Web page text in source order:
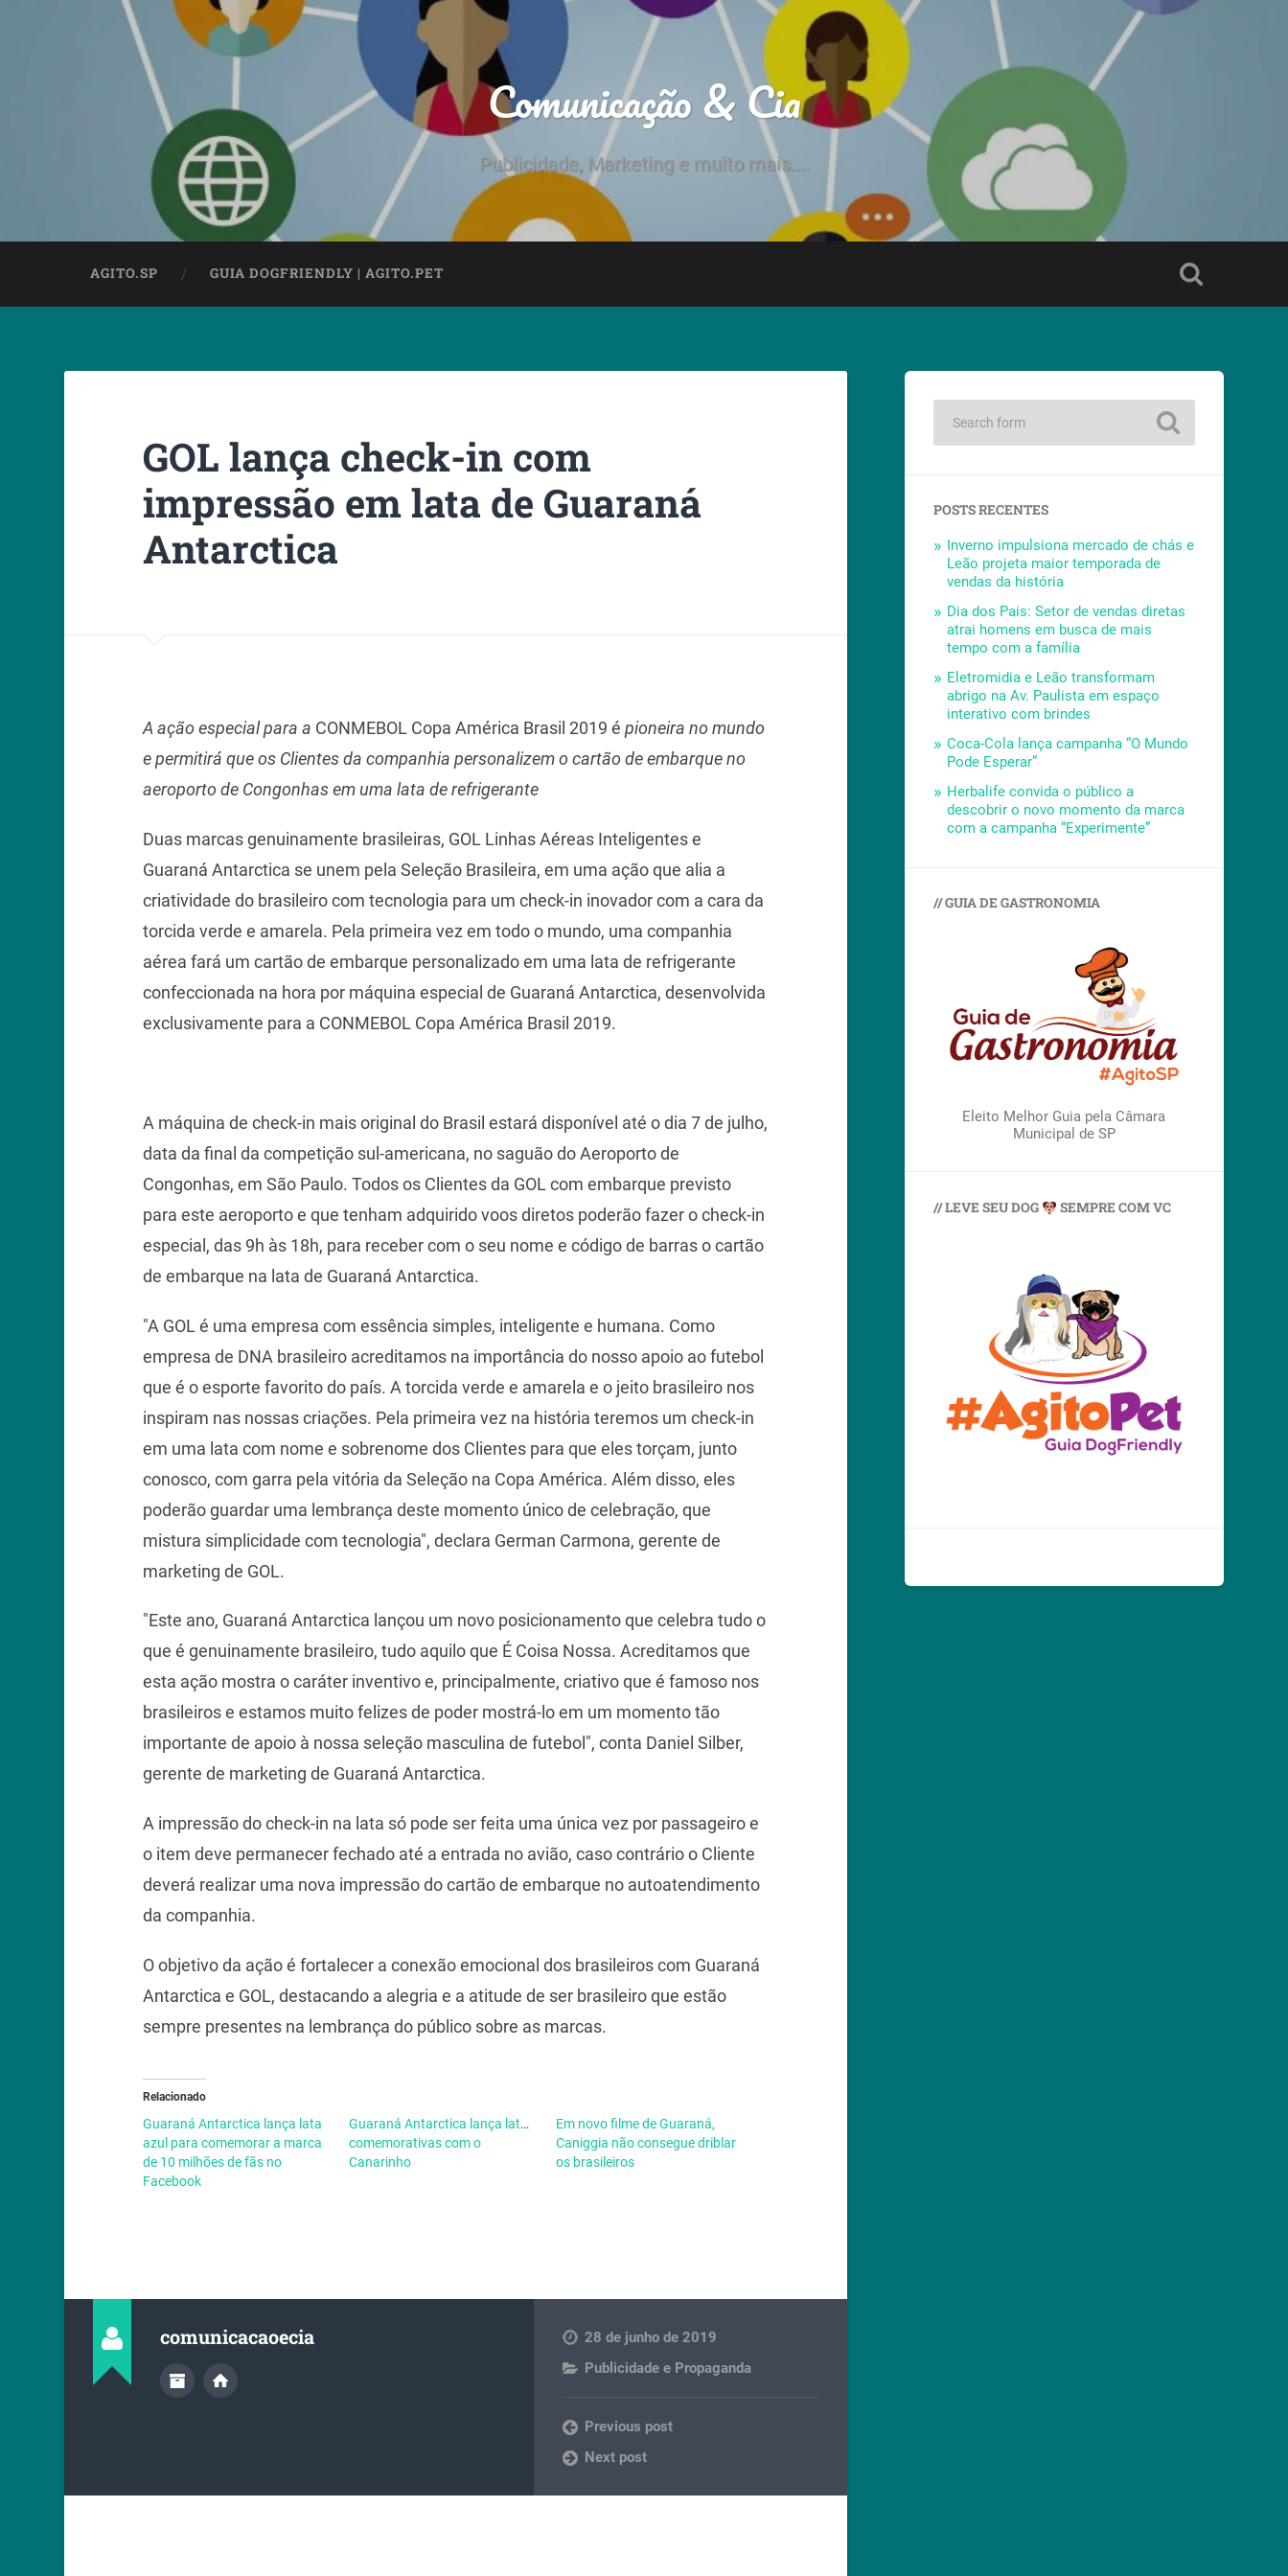
Comunicação & Cia
Publicidade, Marketing e muito mais....
AGITO.SP GUIA DOGFRIENDLY | AGITO.PET
GOL lança check-in com
impressão em lata de Guaraná
Antarctica
A ação especial para a CONMEBOL Copa América Brasil 2019 é pioneira no mundo
e permitirá que os Clientes da companhia personalizem o cartão de embarque no
aeroporto de Congonhas em uma lata de refrigerante
Duas marcas genuinamente brasileiras, GOL Linhas Aéreas Inteligentes e
Guaraná Antarctica se unem pela Seleção Brasileira, em uma ação que alia a
criatividade do brasileiro com tecnologia para um check-in inovador com a cara da
torcida verde e amarela. Pela primeira vez em todo o mundo, uma companhia
aérea fará um cartão de embarque personalizado em uma lata de refrigerante
confeccionada na hora por máquina especial de Guaraná Antarctica, desenvolvida
exclusivamente para a CONMEBOL Copa América Brasil 2019.
A máquina de check-in mais original do Brasil estará disponível até o dia 7 de julho,
data da final da competição sul-americana, no saguão do Aeroporto de
Congonhas, em São Paulo. Todos os Clientes da GOL com embarque previsto
para este aeroporto e que tenham adquirido voos diretos poderão fazer o check-in
especial, das 9h às 18h, para receber com o seu nome e código de barras o cartão
de embarque na lata de Guaraná Antarctica.
"A GOL é uma empresa com essência simples, inteligente e humana. Como
empresa de DNA brasileiro acreditamos na importância do nosso apoio ao futebol
que é o esporte favorito do país. A torcida verde e amarela e o jeito brasileiro nos
inspiram nas nossas criações. Pela primeira vez na história teremos um check-in
em uma lata com nome e sobrenome dos Clientes para que eles torçam, junto
conosco, com garra pela vitória da Seleção na Copa América. Além disso, eles
poderão guardar uma lembrança deste momento único de celebração, que
mistura simplicidade com tecnologia", declara German Carmona, gerente de
marketing de GOL.
"Este ano, Guaraná Antarctica lançou um novo posicionamento que celebra tudo o
que é genuinamente brasileiro, tudo aquilo que É Coisa Nossa. Acreditamos que
esta ação mostra o caráter inventivo e, principalmente, criativo que é famoso nos
brasileiros e estamos muito felizes de poder mostrá-lo em um momento tão
importante de apoio à nossa seleção masculina de futebol", conta Daniel Silber,
gerente de marketing de Guaraná Antarctica.
A impressão do check-in na lata só pode ser feita uma única vez por passageiro e
o item deve permanecer fechado até a entrada no avião, caso contrário o Cliente
deverá realizar uma nova impressão do cartão de embarque no autoatendimento
da companhia.
O objetivo da ação é fortalecer a conexão emocional dos brasileiros com Guaraná
Antarctica e GOL, destacando a alegria e a atitude de ser brasileiro que estão
sempre presentes na lembrança do público sobre as marcas.
Relacionado
Guaraná Antarctica lança lata
azul para comemorar a marca
de 10 milhões de fãs no
Facebook
Guaraná Antarctica lança latas
comemorativas com o
Canarinho
Em novo filme de Guaraná,
Caniggia não consegue driblar
os brasileiros
comunicacaoecia
28 de junho de 2019
Publicidade e Propaganda
Previous post
Next post
POSTS RECENTES
Inverno impulsiona mercado de chás e
Leão projeta maior temporada de
vendas da história
Dia dos Pais: Setor de vendas diretas
atrai homens em busca de mais
tempo com a família
Eletromidia e Leão transformam
abrigo na Av. Paulista em espaço
interativo com brindes
Coca-Cola lança campanha “O Mundo
Pode Esperar”
Herbalife convida o público a
descobrir o novo momento da marca
com a campanha “Experimente”
// GUIA DE GASTRONOMIA
Eleito Melhor Guia pela Câmara
Municipal de SP
// LEVE SEU DOG SEMPRE COM VC